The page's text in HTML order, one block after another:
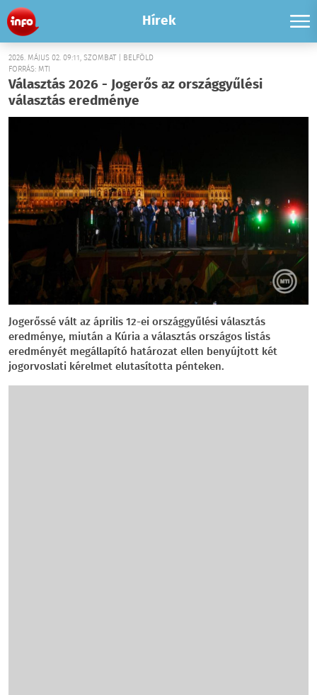
Hírek
2026. MÁJUS 02. 09:11, SZOMBAT | BELFÖLD
FORRÁS: MTI
Választás 2026 - Jogerős az országgyűlési
választás eredménye
Jogerőssé vált az április 12-ei országgyűlési választás
eredménye, miután a Kúria a választás országos listás
eredményét megállapító határozat ellen benyújtott két
jogorvoslati kérelmet elutasította pénteken.